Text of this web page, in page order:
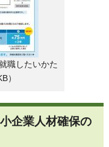
職したいかた
）
企業人材確保の